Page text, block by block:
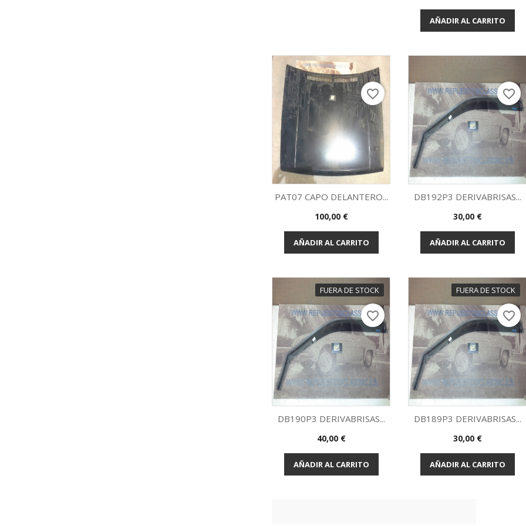
AÑADIR AL CARRITO
Vista rápida
PAT07 CAPO DELANTERO...
Precio
100,00 €
AÑADIR AL CARRITO
favorite_border
Vista rápida
DB192P3 DERIVABRISAS...
Precio
30,00 €
AÑADIR AL CARRITO
favorite_border
FUERA DE STOCK
Vista rápida
DB190P3 DERIVABRISAS...
Precio
40,00 €
AÑADIR AL CARRITO
favorite_border
FUERA DE STOCK
Vista rápida
DB189P3 DERIVABRISAS...
Precio
30,00 €
AÑADIR AL CARRITO
favorite_border